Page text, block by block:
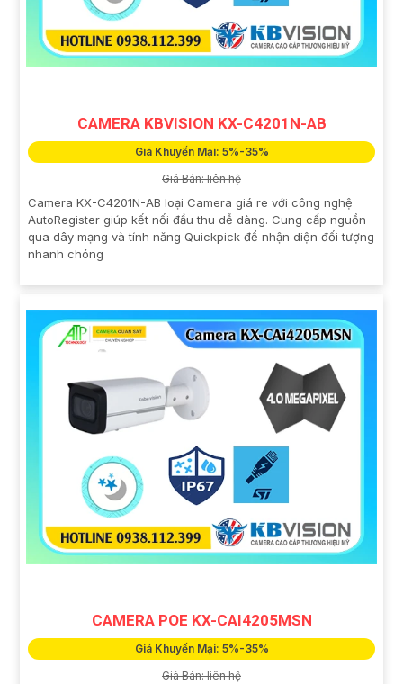
CAMERA KBVISION KX-C4201N-AB
Giá Khuyến Mại: 5%-35%
Giá Bán: liên hệ
Camera KX-C4201N-AB loại Camera giá re với công nghệ
AutoRegister giúp kết nối đầu thu dễ dàng. Cung cấp nguồn
qua dây mạng và tính năng Quickpick để nhận diện đối tượng
nhanh chóng
CAMERA POE KX-CAI4205MSN
Giá Khuyến Mại: 5%-35%
Giá Bán: liên hệ